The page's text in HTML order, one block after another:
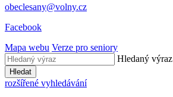
obeclesany@volny.cz
Facebook
Mapa webu Verze pro seniory
Hledaný výraz
Hledat
rozšířené vyhledávání